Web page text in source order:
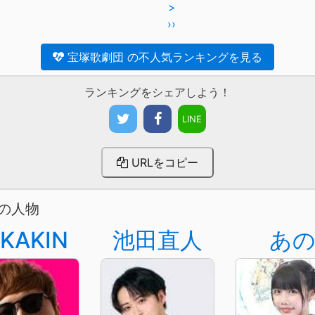
>
››
宝塚歌劇団 の不人気ランキングを見る
ランキングをシェアしよう！
LINE
URLをコピー
人物
池田直人 あの